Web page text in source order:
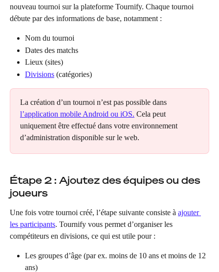
nouveau tournoi sur la plateforme Tournify. Chaque tournoi
débute par des informations de base, notamment :
Nom du tournoi
Dates des matchs
Lieux (sites)
Divisions (catégories)
La création d’un tournoi n’est pas possible dans
l’application mobile Android ou iOS. Cela peut
uniquement être effectué dans votre environnement
d’administration disponible sur le web.
Étape 2 : Ajoutez des équipes ou des
joueurs
Une fois votre tournoi créé, l’étape suivante consiste à ajouter
les participants. Tournify vous permet d’organiser les
compétiteurs en divisions, ce qui est utile pour :
Les groupes d’âge (par ex. moins de 10 ans et moins de 12
ans)